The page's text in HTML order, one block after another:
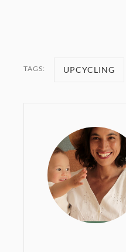
TAGS: UPCYCLING